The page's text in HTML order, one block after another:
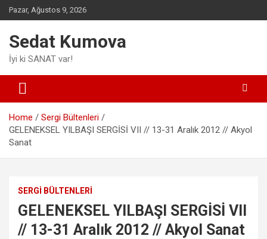
Skip
to
Pazar, Ağustos 9, 2026
Sedat Kumova
İyi ki SANAT var!
Home
Sergi Bültenleri
GELENEKSEL YILBAŞI SERGİSİ VII // 13-31 Aralık 2012 // Akyol
Sanat
SERGI BÜLTENLERI
GELENEKSEL YILBAŞI SERGİSİ VII
// 13-31 Aralık 2012 // Akyol Sanat